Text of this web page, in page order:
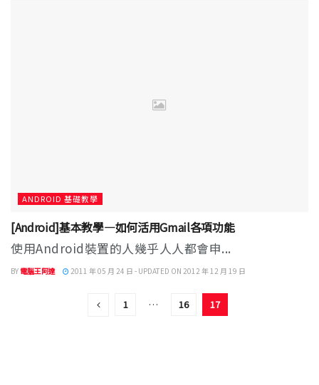
ANDROID 基礎教學
[Android]基本教學—如何活用Gmail各項功能
使用Android裝置的人幾乎人人都會申...
BY 電腦王阿達 2011 年 05 月 24 日 - UPDATED ON 2012 年 12 月 19 日
1 … 16 17